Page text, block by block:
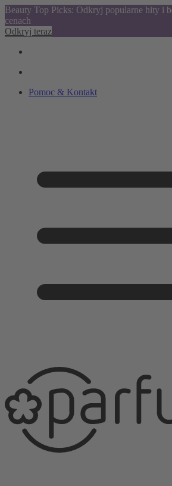
Beauty Top Picks: Odkryj popularne hity i
cenach
Odkryj teraz
Pomoc & Kontakt